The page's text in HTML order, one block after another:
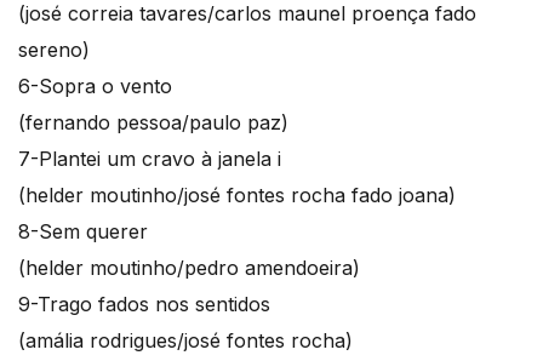
(josé correia tavares/carlos maunel proença fado
sereno)
6-Sopra o vento
(fernando pessoa/paulo paz)
7-Plantei um cravo à janela i
(helder moutinho/josé fontes rocha fado joana)
8-Sem querer
(helder moutinho/pedro amendoeira)
9-Trago fados nos sentidos
(amália rodrigues/josé fontes rocha)